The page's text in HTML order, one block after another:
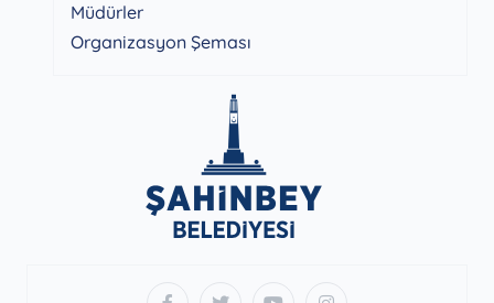
Müdürler
Organizasyon Şeması